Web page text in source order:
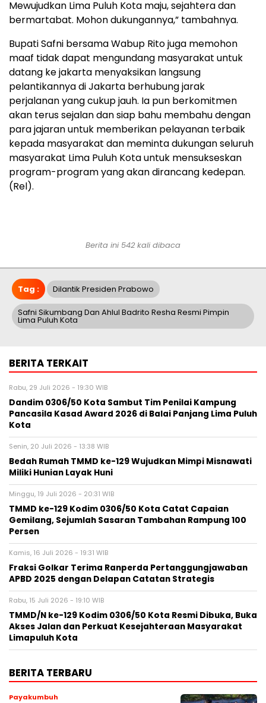
Mewujudkan Lima Puluh Kota maju, sejahtera dan
bermartabat. Mohon dukungannya,” tambahnya.
Bupati Safni bersama Wabup Rito juga memohon
maaf tidak dapat mengundang masyarakat untuk
datang ke jakarta menyaksikan langsung
pelantikannya di Jakarta berhubung jarak
perjalanan yang cukup jauh. Ia pun berkomitmen
akan terus sejalan dan siap bahu membahu dengan
para jajaran untuk memberikan pelayanan terbaik
kepada masyarakat dan meminta dukungan seluruh
masyarakat Lima Puluh Kota untuk mensukseskan
program-program yang akan dirancang kedepan.
(Rel).
Berita ini 542 kali dibaca
Tag : Dilantik Presiden Prabowo
Safni Sikumbang Dan Ahlul Badrito Resha Resmi Pimpin
Lima Puluh Kota
BERITA TERKAIT
Rabu, 29 Juli 2026 - 19:30 WIB
Dandim 0306/50 Kota Sambut Tim Penilai Kampung
Pancasila Kasad Award 2026 di Balai Panjang Lima Puluh
Kota
Senin, 20 Juli 2026 - 13:38 WIB
Bedah Rumah TMMD ke-129 Wujudkan Mimpi Misnawati
Miliki Hunian Layak Huni
Minggu, 19 Juli 2026 - 20:31 WIB
TMMD ke-129 Kodim 0306/50 Kota Catat Capaian
Gemilang, Sejumlah Sasaran Tambahan Rampung 100
Persen
Kamis, 16 Juli 2026 - 19:31 WIB
Fraksi Golkar Terima Ranperda Pertanggungjawaban
APBD 2025 dengan Delapan Catatan Strategis
Rabu, 15 Juli 2026 - 19:10 WIB
TMMD/N ke-129 Kodim 0306/50 Kota Resmi Dibuka, Buka
Akses Jalan dan Perkuat Kesejahteraan Masyarakat
Limapuluh Kota
BERITA TERBARU
Payakumbuh